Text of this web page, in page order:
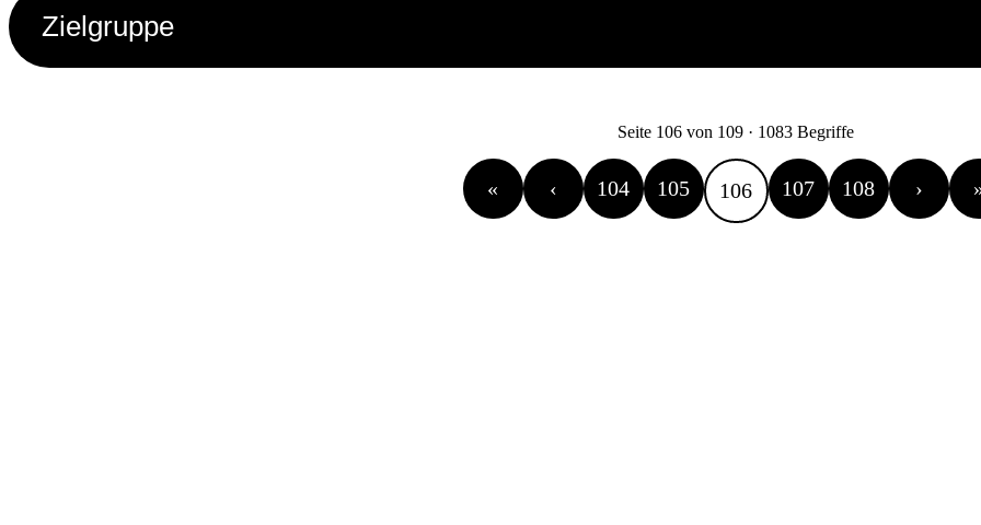
Zielgruppe
Seite 106 von 109 · 1083 Begriffe
« ‹ 104 105 106 107 108 ›